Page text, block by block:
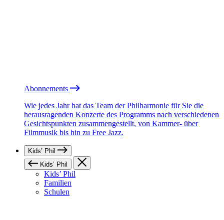
Abonnements
Wie jedes Jahr hat das Team der Philharmonie für Sie die
herausragenden Konzerte des Programms nach verschiedenen
Gesichtspunkten zusammengestellt, von Kammer- über
Filmmusik bis hin zu Free Jazz.
Kids’ Phil
Kids’ Phil
Kids’ Phil
Familien
Schulen